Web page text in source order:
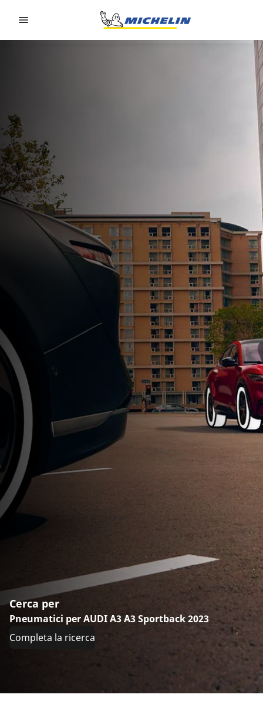
Cerca per
Pneumatici per AUDI A3 A3 Sportback 2023
Completa la ricerca